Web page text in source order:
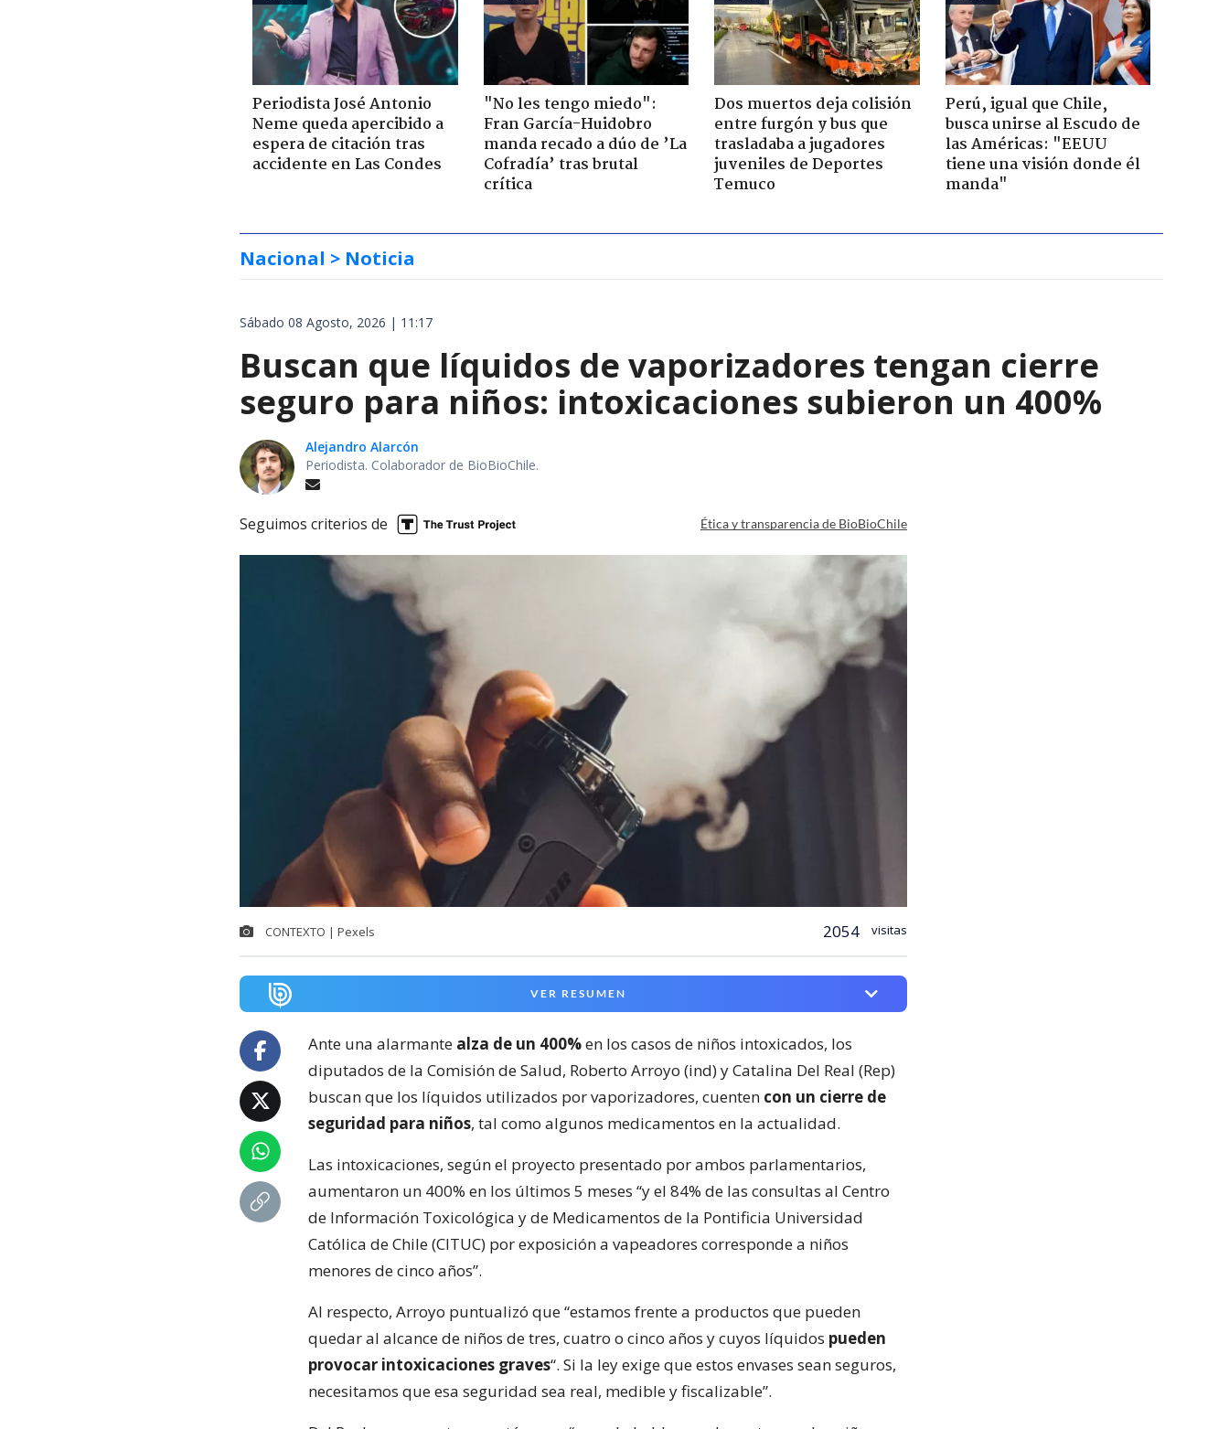
Periodista José Antonio
Neme queda apercibido a
espera de citación tras
accidente en Las Condes
"No les tengo miedo":
Fran García-Huidobro
manda recado a dúo de ’La
Cofradía’ tras brutal
crítica
Dos muertos deja colisión
entre furgón y bus que
trasladaba a jugadores
juveniles de Deportes
Temuco
Perú, igual que Chile,
busca unirse al Escudo de
las Américas: "EEUU
tiene una visión donde él
manda"
Nacional > Noticia
Sábado 08 Agosto, 2026 | 11:17
Buscan que líquidos de vaporizadores tengan cierre
seguro para niños: intoxicaciones subieron un 400%
Alejandro Alarcón
Periodista. Colaborador de BioBioChile.
Seguimos criterios de Ética y transparencia de BioBioChile
CONTEXTO | Pexels 2054 visitas
VER RESUMEN
Ante una alarmante alza de un 400%en los casos de niños intoxicados, los
diputados de la Comisión de Salud, Roberto Arroyo (ind) y Catalina Del Real (Rep)
buscan que los líquidos utilizados por vaporizadores, cuenten con un cierre de
seguridad para niños, tal como algunos medicamentos en la actualidad.
Las intoxicaciones, según el proyecto presentado por ambos parlamentarios,
aumentaron un 400% en los últimos 5 meses “y el 84% de las consultas al Centro
de Información Toxicológica y de Medicamentos de la Pontificia Universidad
Católica de Chile (CITUC) por exposición a vapeadores corresponde a niños
menores de cinco años”.
Al respecto, Arroyo puntualizó que “estamos frente a productos que pueden
quedar al alcance de niños de tres, cuatro o cinco años y cuyos líquidos pueden
provocar intoxicaciones graves“. Si la ley exige que estos envases sean seguros,
necesitamos que esa seguridad sea real, medible y fiscalizable”.